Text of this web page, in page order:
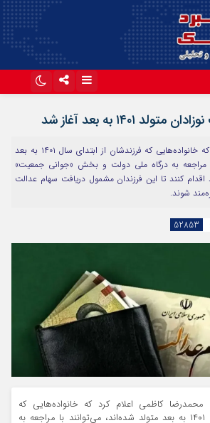
۱۴۰۱ به بعد آغاز شد
محمدرضا کاظمی اعلام کرد که خانواده‌هایی که فرزندشان از ابتدای سال ۱۴۰۱ به بعد
مراجعه به درگاه ملی دولت و بخش «جوانی جمعیت»
کنند تا این فرزندان مشمول دریافت سهام عدالت
شوند.
52853
محمدرضا کاظمی اعلام کرد که خانواده‌هایی که
فرزندشان از ابتدای سال ۱۴۰۱ به بعد متولد شده‌اند، می‌توانند با مراجعه به